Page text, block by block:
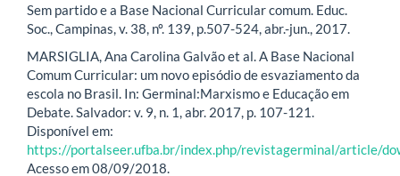
Sem partido e a Base Nacional Curricular comum. Educ.
Soc., Campinas, v. 38, nº. 139, p.507-524, abr.-jun., 2017.
MARSIGLIA, Ana Carolina Galvão et al. A Base Nacional
Comum Curricular: um novo episódio de esvaziamento da
escola no Brasil. In: Germinal:Marxismo e Educação em
Debate. Salvador: v. 9, n. 1, abr. 2017, p. 107-121.
Disponível em:
https://portalseer.ufba.br/index.php/revistagerminal/article/
Acesso em 08/09/2018.